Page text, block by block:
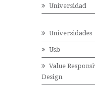
Universidad
Universidades
Usb
Value
Design